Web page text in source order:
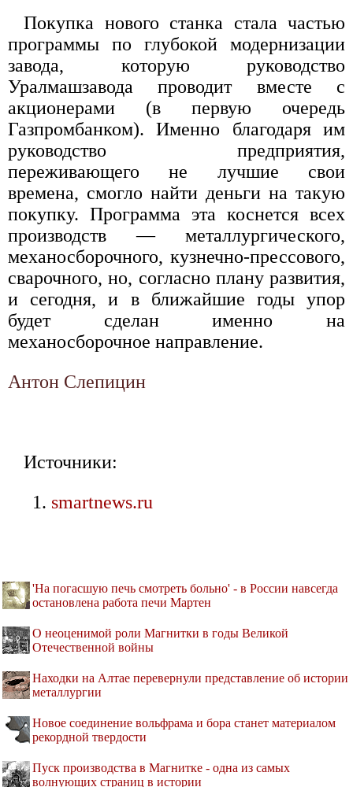
Покупка нового станка стала частью
программы по глубокой модернизации
завода, которую руководство
Уралмашзавода проводит вместе с
акционерами (в первую очередь
Газпромбанком). Именно благодаря им
руководство предприятия,
переживающего не лучшие свои
времена, смогло найти деньги на такую
покупку. Программа эта коснется всех
производств — металлургического,
механосборочного, кузнечно-прессового,
сварочного, но, согласно плану развития,
и сегодня, и в ближайшие годы упор
будет сделан именно на
механосборочное направление.
Антон Слепицин
Источники:
smartnews.ru
'На погасшую печь смотреть больно' - в России навсегда
остановлена работа печи Мартен
О неоценимой роли Магнитки в годы Великой
Отечественной войны
Находки на Алтае перевернули представление об истории
металлургии
Новое соединение вольфрама и бора станет материалом
рекордной твердости
Пуск производства в Магнитке - одна из самых
волнующих страниц в истории